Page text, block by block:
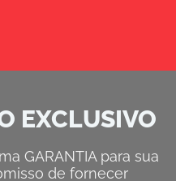
EXCLUSIVO
GARANTIA para sua
de fornecer